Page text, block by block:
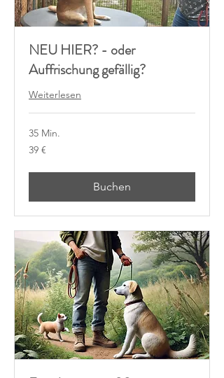
NEU HIER? - oder
Auffrischung gefällig?
Weiterlesen
35 Min.
39
Euro
39 €
Buchen